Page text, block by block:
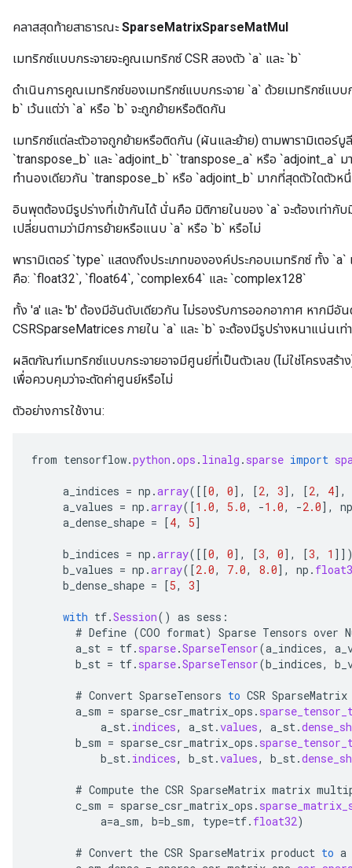
คลาสสุดท้ายสาธารณะSparseMatrixSparseMatMul
เมทริกซ์แบบกระจายจะคูณเมทริกซ์ CSR สองตัว `a` และ `b`
ดำเนินการคูณเมทริกซ์ของเมทริกซ์แบบกระจาย `a` ด้วยเมทริกซ์แบบ
b` เว้นแต่ว่า `a` หรือ `b` จะถูกย้ายหรือติดกัน
เมทริกซ์แต่ละตัวอาจถูกย้ายหรือติดกัน (ผันและย้าย) ตามพารามิเตอร์
`transpose_b` และ `adjoint_b` `transpose_a` หรือ `adjoint_a` ม
ทำนองเดียวกัน `transpose_b` หรือ `adjoint_b` มากที่สุดตัวใดตัวห
อินพุตต้องมีรูปร่างที่เข้ากันได้ นั่นคือ มิติภายในของ `a` จะต้องเท่ากั
เปลี่ยนตามว่ามีการย้ายหรือแนบ `a` หรือ `b` หรือไม่
พารามิเตอร์ `type` แสดงถึงประเภทขององค์ประกอบเมทริกซ์ ทั้ง `a`
คือ: `float32`, `float64`, `complex64` และ `complex128`
ทั้ง 'a' และ 'b' ต้องมีอันดับเดียวกัน ไม่รองรับการออกอากาศ หากมีอั
CSRSparseMatrices ภายใน `a` และ `b` จะต้องมีรูปร่างหนาแน่นเท่
ผลิตภัณฑ์เมทริกซ์แบบกระจายอาจมีศูนย์ที่เป็นตัวเลข (ไม่ใช่โครงสร้
เพื่อควบคุมว่าจะตัดค่าศูนย์หรือไม่
ตัวอย่างการใช้งาน:
from tensorflow.python .ops . linalg . sparse import
a_indices = np .array( [[0, 0] , [2, 3] , [2, 4] ,
a_values = np .array( [1.0, 5.0, -1.0, -2.0] ,
np
a_dense_shape = [4, 5]
b_indices = np .array( [[0, 0] , [3, 0] , [3, 1 ]]
b_values = np .array( [2.0, 7.0, 8.0] , np .
b_dense_shape = [5, 3]
with tf.Session() as sess :
# Define (COO format) Sparse Tensors over
a_st = tf. sparse.SparseTensor(a_indices,
b_st = tf. sparse.SparseTensor(b_indices,
# Convert SparseTensors to CSR SparseMatrix
a_sm = sparse_csr_matrix_ops .
a_st. indices, a_st.values, a_st.
b_sm = sparse_csr_matrix_ops .
b_st. indices, b_st.values, b_st.
# Compute the CSR SparseMatrix matrix
c_sm = sparse_csr_matrix_ops .
a=a_sm, b=b_sm, type=tf. float32)
# Convert the CSR SparseMatrix product to a